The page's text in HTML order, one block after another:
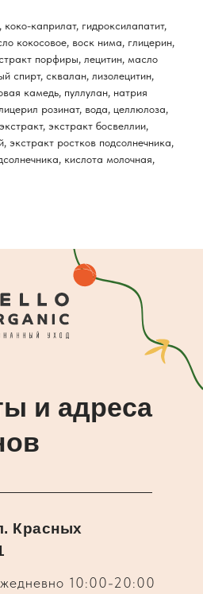
каприлат, гидроксилапатит,
кокосовое, воск нима, глицерин,
порфиры, лецитин, масло
спирт, сквалан, лизолецитин,
камедь, пуллулан, натрия
розинат, вода, целлюлоза,
экстракт босвеллии,
экстракт ростков подсолнечника,
кислота молочная,
и адреса
10:00-20:00
Красных